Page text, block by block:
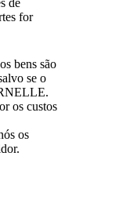
de
for
bens são
se o
os custos
os